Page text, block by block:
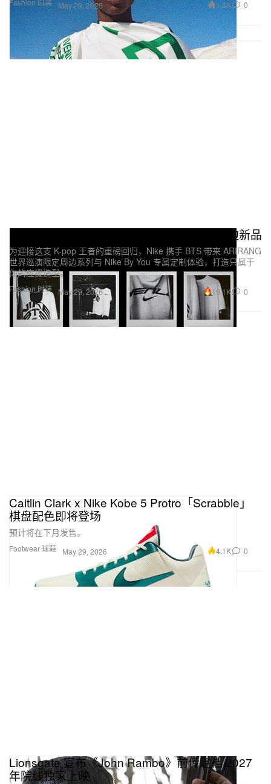
May 29, 2026 1.4K 0
Fashion 时装
Nike x BTS 推出「ARIRANG」世界巡回周边新品
为迎接这支 K-pop 王者的重磅回归，Nike 携手 BTS 带来 ARIRANG
世界巡演限定周边系列与 Nike By You 专属定制体验，打造只属于
你的应援造型。
May 29, 2026 19.1K 0
Footwear 球鞋
Caitlin Clark x Nike Kobe 5 Protro「Scrabble」
棋盘配色即将登场
预计将在下月发售。
May 29, 2026 4.1K 0
Lionsgate 宣布《John Rambo》前传定档 2027
年院线独家上映